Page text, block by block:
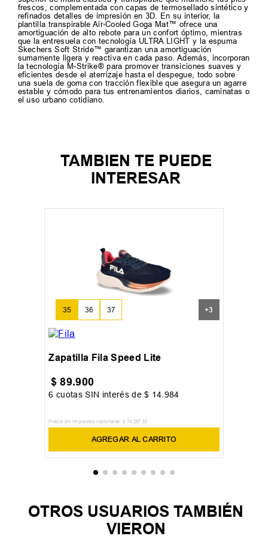
frescos, complementada con capas de termosellado sintético y
refinados detalles de impresión en 3D. En su interior, la
plantilla transpirable Air-Cooled Goga Mat™ ofrece una
amortiguación de alto rebote para un confort óptimo, mientras
que la entresuela con tecnología ULTRA LIGHT y la espuma
Skechers Soft Stride™ garantizan una amortiguación
sumamente ligera y reactiva en cada paso. Además, incorporan
la tecnología M-Strike® para promover transiciones suaves y
eficientes desde el aterrizaje hasta el despegue, todo sobre
una suela de goma con tracción flexible que asegura un agarre
estable y cómodo para tus entrenamientos diarios, caminatas o
el uso urbano cotidiano.
TAMBIEN TE PUEDE
INTERESAR
35 36 37 +3
Zapatilla Fila Speed Lite
$ 89.900
6 cuotas SIN interés de$ 14.984
Precio sin impuestos nacionales: $ 74.297 ,52
AGREGAR AL CARRITO
OTROS USUARIOS TAMBIÉN
VIERON